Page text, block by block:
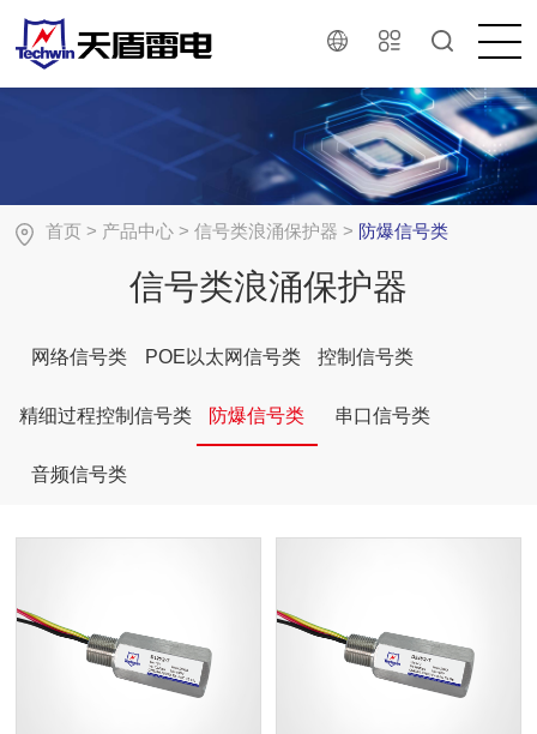
首页 > 产品中心> 信号类浪涌保护器 > 防爆信号类
信号类浪涌保护器
网络信号类 POE以太网信号类 控制信号类
精细过程控制信号类 防爆信号类 串口信号类
音频信号类